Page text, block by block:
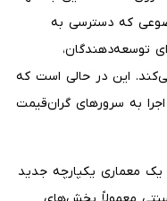
که دسترسی به
توسعه‌دهندگان،
این در حالی است که
به سرورهای گران‌قیمت
معماری یکپارچه جدید